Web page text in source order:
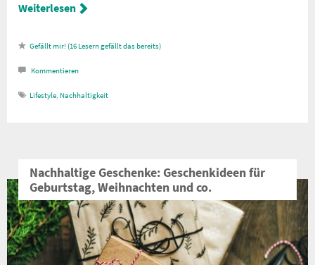
Weiterlesen
16 Lesern gefällt das
Kommentieren
Lifestyle, Nachhaltigkeit
Nachhaltige Geschenke: Geschenkideen für
Geburtstag, Weihnachten und co.